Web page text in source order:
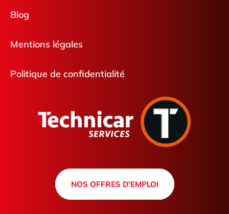
Blog
Mentions légales
Politique de confidentialité
NOS OFFRES D'EMPLOI